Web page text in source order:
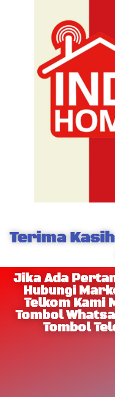
Terima
Jika Ada
Hubungi
Telkom Kami
Tombol
Tombol